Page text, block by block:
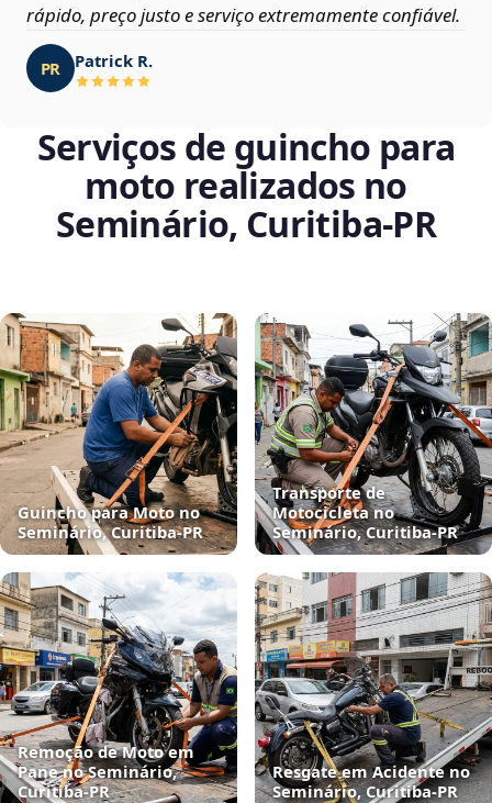
rápido, preço justo e serviço extremamente confiável.
PR Patrick R.
Serviços de guincho para
moto realizados no
Seminário, Curitiba‑PR
Guincho para Moto no
Seminário, Curitiba‑PR
Transporte de
Motocicleta no
Seminário, Curitiba‑PR
Remoção de Moto em
Pane no Seminário,
Curitiba‑PR
Resgate em Acidente no
Seminário, Curitiba‑PR